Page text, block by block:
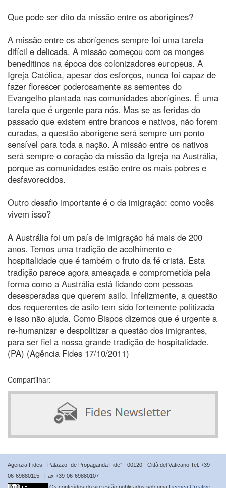
Que pode ser dito da missão entre os aborígines?
A missão entre os aborígenes sempre foi uma tarefa
difícil e delicada. A missão começou com os monges
beneditinos na época dos colonizadores europeus. A
Igreja Católica, apesar dos esforços, nunca foi capaz de
fazer florescer poderosamente as sementes do
Evangelho plantada nas comunidades aborígines. É uma
tarefa que é urgente para nós. Mas se as feridas do
passado que existem entre brancos e nativos, não forem
curadas, a questão aborígene será sempre um ponto
sensível para toda a nação. A missão entre os nativos
será sempre o coração da missão da Igreja na Austrália,
porque as comunidades estão entre os mais pobres e
desfavorecidos.
Outro desafio importante é o da imigração: como vocês
vivem isso?
A Austrália foi um país de imigração há mais de 200
anos. Temos uma tradição de acolhimento e
hospitalidade que é também o fruto da fé cristã. Esta
tradição parece agora ameaçada e comprometida pela
forma como a Austrália está lidando com pessoas
desesperadas que querem asilo. Infelizmente, a questão
dos requerentes de asilo tem sido fortemente politizada
e isso não ajuda. Como Bispos dizemos que é urgente a
re-humanizar e despolitizar a questão dos imigrantes,
para ser fiel a nossa grande tradição de hospitalidade.
(PA) (Agência Fides 17/10/2011)
Compartilhar:
Agenzia Fides - Palazzo “de Propaganda Fide” - 00120 - Città del Vaticano Tel. +39-
06-69880115 - Fax +39-06-69880107